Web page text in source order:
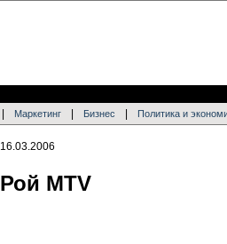
Маркетинг Бизнес Политика и
16.03.2006
Рой MTV